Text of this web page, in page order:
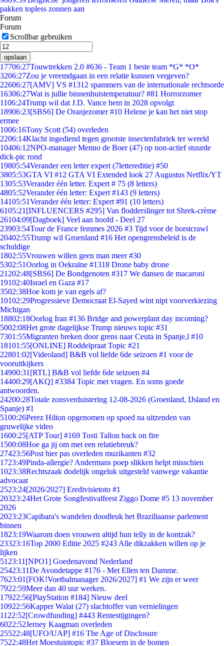
pakken topless zonnen aan
Forum
Forum
Scrollbar gebruiken
opslaan
17706:27Touwtrekken 2.0 #636 - Team 1 beste team *G* *O*
3206:27Zou je vreemdgaan in een relatie kunnen vergeven?
22606:27[AMV] VS #1312 spammers van de internationale rechtsorde
16306:27Wat is jullie binnenhuistemperatuur? #81 Horrorzomer
1106:24Trump wil dat J.D. Vance hem in 2028 opvolgt
18906:23[SBS6] De Oranjezomer #10 Helene je kan het niet stop
ermee
1006:16Tony Scott (54) overleden
2206:14Klacht ingediend tegen grootste insectenfabriek ter wereld
10406:12NPO-manager Menno de Boer (47) op non-actief stuurde
dick-pic rond
19805:54Verander een letter expert (7lettereditie) #50
3805:53GTA VI #12 GTA VI Extended look 27 Augustus Netflix/YT
1305:53Verander één letter. Expert # 75 (8 letters)
4805:52Verander één letter: Expert #143 (9 letters)
14105:51Verander één letter: Expert #91 (10 letters)
6105:21 [INFLUENCERS #295] Van flodderslinger tot Shrek-crème
26104:09[Dagboek] Veel aan hoofd - Deel 27
23903:54Tour de France femmes 2026 #3 Tijd voor de borstcrawl
20402:55Trump wil Groenland #16 Het opengrensbeleid is de
schuldige
1802:55Vrouwen willen geen man meer #30
5302:51Oorlog in Oekraïne #1318 Drone baby drone
21202:48[SBS6] De Bondgenoten #317 We dansen de macaroni
19102:40Israel en Gaza #17
3502:38Hoe kom je van egels af?
10102:29Progressieve Democraat El-Sayed wint nipt voorverkiezing
Michigan
18802:18Oorlog Iran #136 Bridge and powerplant day incoming?
5002:08Het grote dagelijkse Trump nieuws topic #31
7301:55Migranten breken door grens naar Ceuta in Spanje,l #10
18101:55[ONLINE] Roddelpraat Topic #21
22801:02[Videoland] B&B vol liefde 6de seizoen #1 voor de
vooruitkijkers
14900:31 [RTL] B&B vol liefde 6de seizoen #4
14400:29[AKQ] #3384 Topic met vragen. En soms goede
antwoorden.
24200:28Totale zonsverduistering 12-08-2026 (Groenland, IJsland en
Spanje) #1
5100:26Perez Hilton opgenomen op spoed na uitzenden van
gruwelijke video
1600:25[ATP Tour] #169 Tosti Tallon back on fire
1500:08Hoe ga jij om met een relatiebreuk?
27423:56Post hier pas overleden muzikanten #32
1723:49Pinda-allergie? Andermans poep slikken helpt misschien
1023:38Rechtszaak dodelijk ongeluk uitgesteld vanwege vakantie
advocaat
2523:24[2026/2027] Eredivisietoto #1
20323:24Het Grote Songfestivalfeest Ziggo Dome #5 13 november
2026
2023:23Capibara's wandelen doodleuk het Braziliaanse parlement
binnen
1823:19Waarom doen vrouwen altijd hun telly in de kontzak?
23323:16Top 2000 Editie 2025 #243 Alle dikzakken willen op je
lijken
51 23:11 [NPO1] Goedenavond Nederland
25423:11De Avondetappe #176 - Met Ellen ten Damme.
7623:01 [FOK!Voetbalmanager 2026/2027] #1 We zijn er weer
7922:59Meer dan 40 uur werken.
17922:56[PlayStation #184] Nieuw deel
10922:56Kapper Walat (27) slachtoffer van vernielingen
11 22:52[Crowdfunding] #443 Rentestijgingen?
6022:52Jerney Kaagman overleden
25522:48[UFO/UAP] #16 The Age of Disclosure
7522:48Het Moestuintopic #37 Bloesem in de bomen